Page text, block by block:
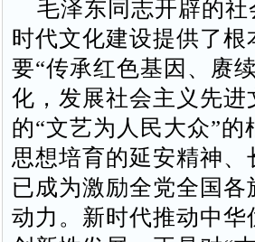
毛泽东同志开辟的社
时代文化建设提供了
要“传承红色基因、赓
化，发展社会主义先
的“文艺为人民大众”
思想培育的延安精神
已成为激励全党全国
动力。新时代推动中